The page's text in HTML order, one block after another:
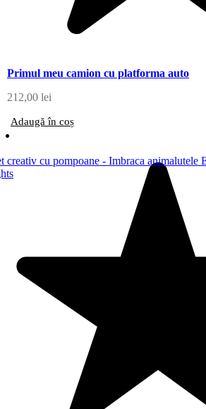
Primul meu camion cu platforma auto
212,00 lei
Adaugă în coș